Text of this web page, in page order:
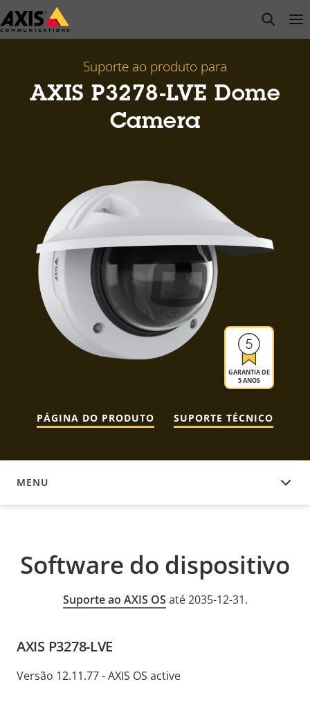
Pular
para
open
Suporte ao produto para
AXIS P3278-LVE Dome
Camera
GARANTIA DE
5 ANOS
PÁGINA DO PRODUTO SUPORTE TÉCNICO
MENU
SOFTWARE DO DISPOSITIVO
Software do dispositivo
Suporte ao AXIS OS até 2035-12-31.
AXIS P3278-LVE
Versão 12.11.77 - AXIS OS active